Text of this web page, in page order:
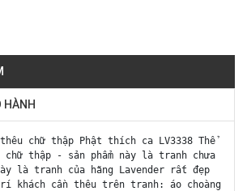
HÀNH
chữ thập Phật thích ca LV3338 Thể
thập - sản phẩm này là tranh chưa
là tranh của hãng Lavender rất đẹp
khách cần thêu trên tranh: áo choàng